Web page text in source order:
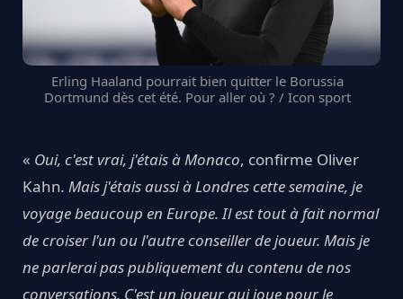
Erling Haaland pourrait bien quitter le Borussia
Dortmund dès cet été. Pour aller où ? / Icon sport
« Oui, c'est vrai, j'étais à Monaco, confirme Oliver
Kahn. Mais j'étais aussi à Londres cette semaine, je
voyage beaucoup en Europe. Il est tout à fait normal
de croiser l'un ou l'autre conseiller de joueur. Mais je
ne parlerai pas publiquement du contenu de nos
conversations. C'est un joueur qui joue pour le